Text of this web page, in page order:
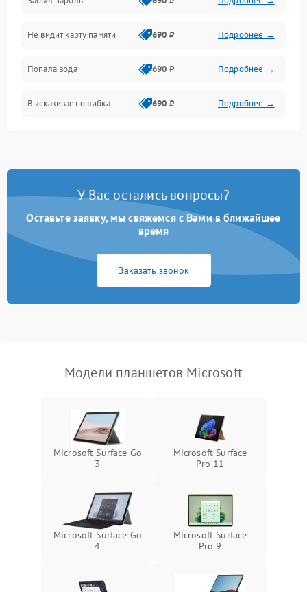
Экран (дисплей)
Связь
Разговор (микрофон, динамик)
Перегрев и нестабильная работа
Программные сбои
Сенсорное управление
Проблемы с механикой
Кнопки и органы управления
Не видит карту памяти 690 ₽ Подробнее →
Попала вода 690 ₽ Подробнее →
Выскакивает ошибка 690 ₽ Подробнее →
У Вас остались вопросы?
Оставьте заявку, мы свяжемся с Вами в ближайшее
время
Заказать звонок
Модели планшетов Microsoft
Microsoft Surface Go
3
Microsoft Surface
Pro 11
Microsoft Surface Go
4
Microsoft Surface
Pro 9